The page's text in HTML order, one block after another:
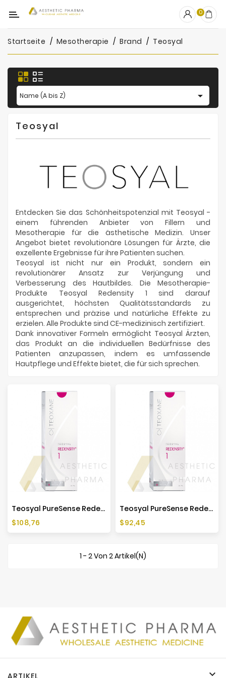
Kategorie
OUTLET
Fillers
Biostimulatoren
Mesotherapie
Peelings
Hersteller
0
Startseite Mesotherapie Brand Teosyal
Name (A bis Z) 
Teosyal
Entdecken Sie das Schönheitspotenzial mit Teosyal -
einem führenden Anbieter von Fillern und
Mesotherapie für die ästhetische Medizin. Unser
Angebot bietet revolutionäre Lösungen für Ärzte, die
exzellente Ergebnisse für ihre Patienten suchen.
Teosyal ist nicht nur ein Produkt, sondern ein
revolutionärer Ansatz zur Verjüngung und
Verbesserung des Hautbildes. Die Mesotherapie-
Produkte Teosyal Redensity 1 sind darauf
ausgerichtet, höchsten Qualitätsstandards zu
entsprechen und präzise und natürliche Effekte zu
erzielen. Alle Produkte sind CE-medizinisch zertifiziert.
Dank innovativer Formeln ermöglicht Teosyal Ärzten,
das Produkt an die individuellen Bedürfnisse des
Patienten anzupassen, indem es umfassende
Hautpflege und Effekte bietet, die für sich sprechen.
Teosyal PureSense Redensity 1 (1x3ml)
Preis
$108,76
Teosyal PureSense Redensity 1 (2x1ml)
Preis
$92,45
1 - 2 Von 2 Artikel(n)
ARTIKEL 